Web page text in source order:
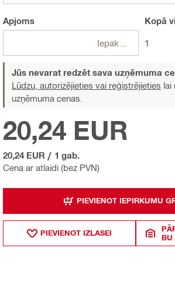
Apjoms Kopā
1
Jūs nevarat redzēt sava uzņēmuma
Lūdzu, autorizējieties vai reģistrējieties lai
uzņēmuma cenas.
Cena ar atlaidi (bez PVN)
20,24 EUR
20,24 EUR / 1 gab.
PIEVIENOT IEPIRKUMU
PIEVIENOT IZLASEI
BU